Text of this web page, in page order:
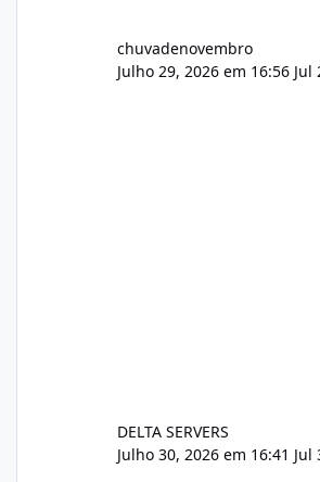
chuvadenovembro
Julho 29, 2026 em 16:56 Jul
DELTA SERVERS
Julho 30, 2026 em 16:41 Jul